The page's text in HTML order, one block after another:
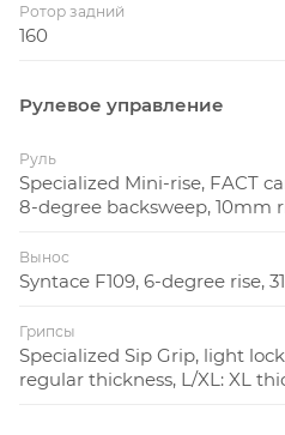
Ротор задний
160
Рулевое управление
Руль
Specialized Mini-rise, FACT
8-degree backsweep, 10mm
Вынос
Syntace F109, 6-degree rise,
Грипсы
Specialized Sip Grip, light
regular thickness, L/XL: XL